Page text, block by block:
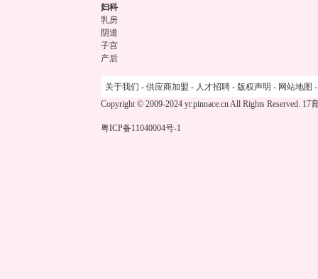
妇科
乳房
阴道
子宫
产后
关于我们 - 供应商加盟 - 人才招聘 - 版权声明 - 网站地图
Copyright © 2009-2024 yr.pinnace.cn All Rights Reserved. 17
粤ICP备11040004号-1